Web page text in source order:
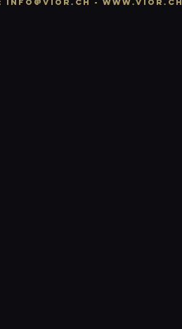
info @vior.ch - www.vior.ch